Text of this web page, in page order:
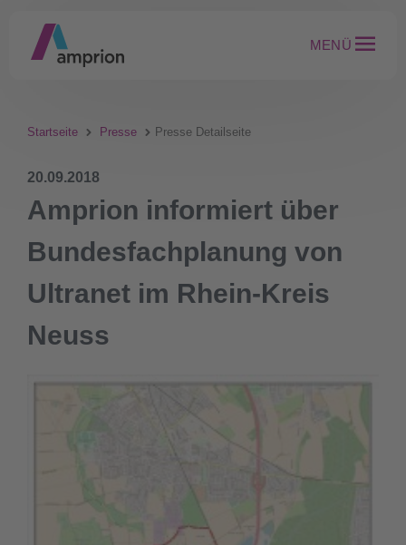
MENÜ
Startseite Presse Presse Detailseite
20.09.2018
Amprion informiert über
Bundesfachplanung von
Ultranet im Rhein-Kreis
Neuss